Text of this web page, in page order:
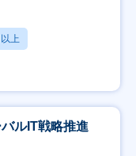
上
ルIT戦略推進